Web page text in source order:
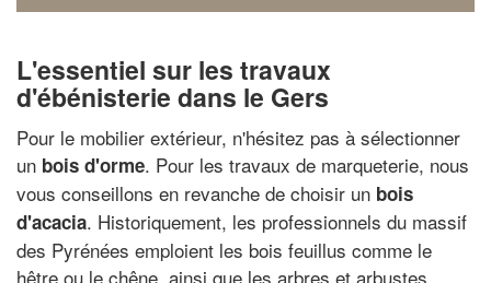
L'essentiel sur les travaux
d'ébénisterie dans le Gers
Pour le mobilier extérieur, n'hésitez pas à sélectionner
un bois d'orme. Pour les travaux de marqueterie, nous
vous conseillons en revanche de choisir un bois
d'acacia. Historiquement, les professionnels du massif
des Pyrénées emploient les bois feuillus comme le
hêtre ou le chêne, ainsi que les arbres et arbustes